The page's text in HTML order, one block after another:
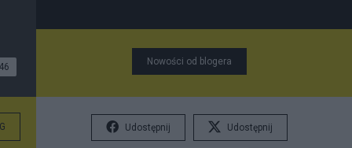
46 Nowości od blogera
Udostępnij Udostępnij